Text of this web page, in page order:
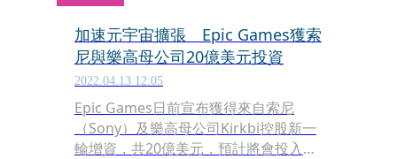
加速元宇宙擴張 Epic Games獲索
尼與樂高母公司20億美元投資
2022.04.13 12:05
Epic Games日前宣布獲得來自索尼
（Sony）及樂高母公司Kirkbi控股新一
輪增資，共20億美元，預計將會投入更